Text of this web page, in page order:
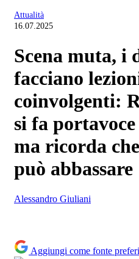
Attualità
16.07.2025
Scena muta, i
facciano
coinvolgenti:
si fa
ma ricorda
può abbassare
Alessandro Giuliani
Aggiungi come fonte